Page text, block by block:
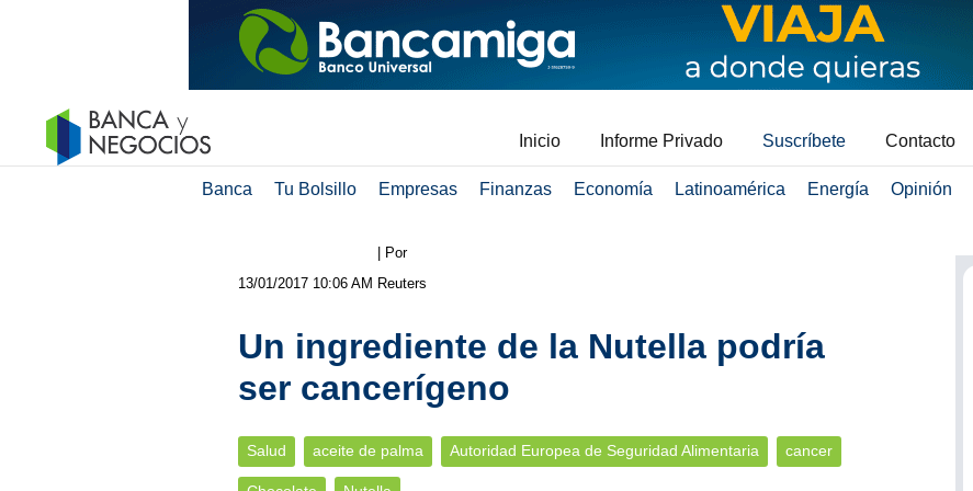
Inicio Informe Privado Suscríbete Contacto
Banca Tu Bolsillo Empresas Finanzas Economía Latinoamérica Energía Opinión
13/01/2017 10:06 AM
| Por
Reuters
Un ingrediente de la Nutella podría
ser cancerígeno
Salud aceite de palma Autoridad Europea de Seguridad Alimentaria cancer